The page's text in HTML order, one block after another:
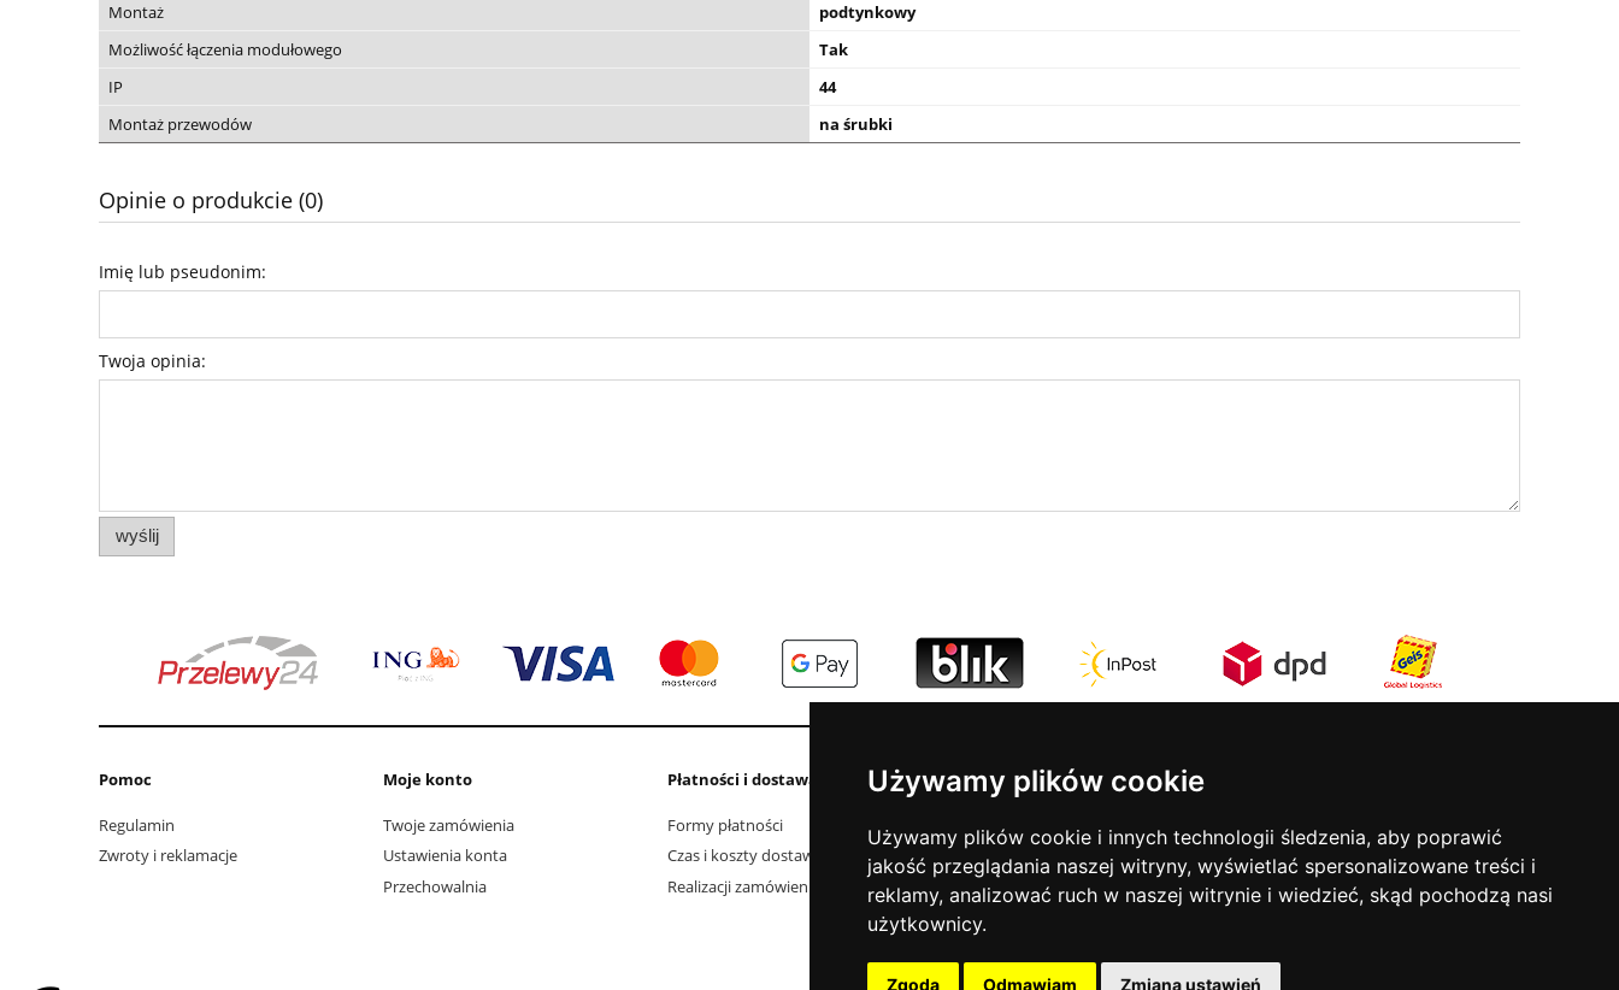
Używamy plików cookie
Używamy plików cookie i innych technologii śledzenia, aby poprawić
jakość przeglądania naszej witryny, wyświetlać spersonalizowane treści i
reklamy, analizować ruch w naszej witrynie i wiedzieć, skąd pochodzą nasi
użytkownicy.
Zgoda Odmawiam Zmiana ustawień
Montaż
podtynkowy
Możliwość łączenia modułowego
Tak
IP
44
Montaż przewodów
na śrubki
Opinie o produkcie (0)
Imię lub pseudonim:
Twoja opinia:
wyślij
Pomoc
Regulamin
Zwroty i reklamacje
Moje konto
Twoje zamówienia
Ustawienia konta
Przechowalnia
Płatności i dostawa
Formy płatności
Czas i koszty dostawy
Realizacji zamówienia
Informacje
Kontakt i dane firmy
Elektrośmieci
O firmie
Jak kupować?
Aktualności
ul. Stefana Batorego 17
31-135 Kraków
tel:
12 633 50 81
Godziny otwarcia: